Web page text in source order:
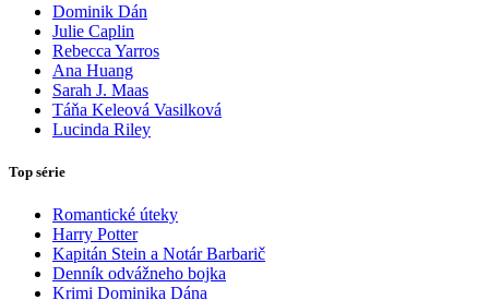
Dominik Dán
Julie Caplin
Rebecca Yarros
Ana Huang
Sarah J. Maas
Táňa Keleová Vasilková
Lucinda Riley
Top série
Romantické úteky
Harry Potter
Kapitán Stein a Notár Barbarič
Denník odvážneho bojka
Krimi Dominika Dána